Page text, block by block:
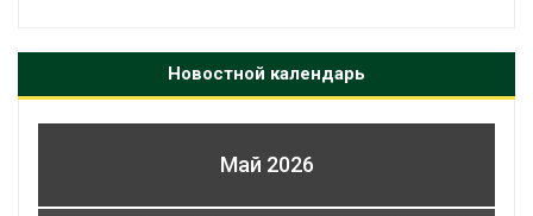
Новостной календарь
Май 2026